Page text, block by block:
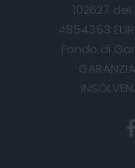
102627
4854353
Fondo di